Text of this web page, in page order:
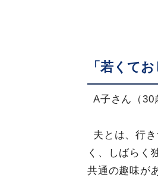
「若くて
A子さん（30
夫とは、行
く、しばらく
共通の趣味が